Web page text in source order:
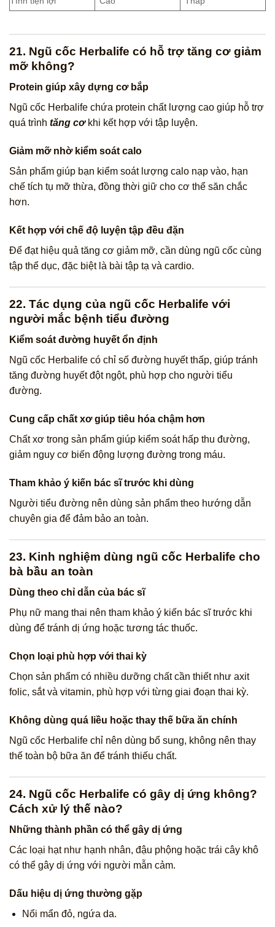
21. Ngũ cốc Herbalife có hỗ trợ tăng cơ giảm
mỡ không?
Protein giúp xây dựng cơ bắp
Ngũ cốc Herbalife chứa protein chất lượng cao giúp hỗ trợ
quá trình tăng cơkhi kết hợp với tập luyện.
Giảm mỡ nhờ kiểm soát calo
Sản phẩm giúp bạn kiểm soát lượng calo nạp vào, hạn
chế tích tụ mỡ thừa, đồng thời giữ cho cơ thể săn chắc
hơn.
Kết hợp với chế độ luyện tập đều đặn
Để đạt hiệu quả tăng cơ giảm mỡ, cần dùng ngũ cốc cùng
tập thể dục, đặc biệt là bài tập tạ và cardio.
22. Tác dụng của ngũ cốc Herbalife với
người mắc bệnh tiểu đường
Kiểm soát đường huyết ổn định
Ngũ cốc Herbalife có chỉ số đường huyết thấp, giúp tránh
tăng đường huyết đột ngột, phù hợp cho người tiểu
đường.
Cung cấp chất xơ giúp tiêu hóa chậm hơn
Chất xơ trong sản phẩm giúp kiểm soát hấp thu đường,
giảm nguy cơ biến động lượng đường trong máu.
Tham khảo ý kiến bác sĩ trước khi dùng
Người tiểu đường nên dùng sản phẩm theo hướng dẫn
chuyên gia để đảm bảo an toàn.
23. Kinh nghiệm dùng ngũ cốc Herbalife cho
bà bầu an toàn
Dùng theo chỉ dẫn của bác sĩ
Phụ nữ mang thai nên tham khảo ý kiến bác sĩ trước khi
dùng để tránh dị ứng hoặc tương tác thuốc.
Chọn loại phù hợp với thai kỳ
Chọn sản phẩm có nhiều dưỡng chất cần thiết như axit
folic, sắt và vitamin, phù hợp với từng giai đoạn thai kỳ.
Không dùng quá liều hoặc thay thế bữa ăn chính
Ngũ cốc Herbalife chỉ nên dùng bổ sung, không nên thay
thế toàn bộ bữa ăn để tránh thiếu chất.
24. Ngũ cốc Herbalife có gây dị ứng không?
Cách xử lý thế nào?
Những thành phần có thể gây dị ứng
Các loại hạt như hạnh nhân, đậu phộng hoặc trái cây khô
có thể gây dị ứng với người mẫn cảm.
Dấu hiệu dị ứng thường gặp
Nổi mẩn đỏ, ngứa da.